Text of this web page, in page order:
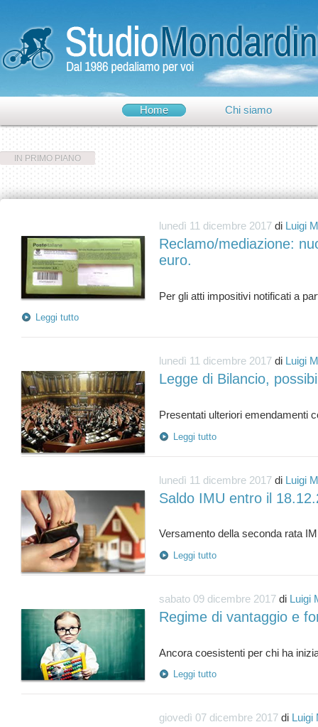
Chi siamo
Home
IN PRIMO PIANO
lunedì 11 dicembre 2017 di Luigi
Reclamo/mediazione:
euro.
Leggi tutto
lunedì 11 dicembre 2017 di Luigi
Legge di Bilancio,
Leggi tutto
lunedì 11 dicembre 2017 di Luigi
Saldo IMU entro il
Leggi tutto
sabato 09 dicembre 2017 di Luigi
Regime di vantaggio e
Leggi tutto
giovedì 07 dicembre 2017 di Luigi